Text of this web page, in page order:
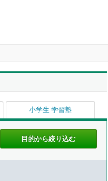
小学生 学習塾